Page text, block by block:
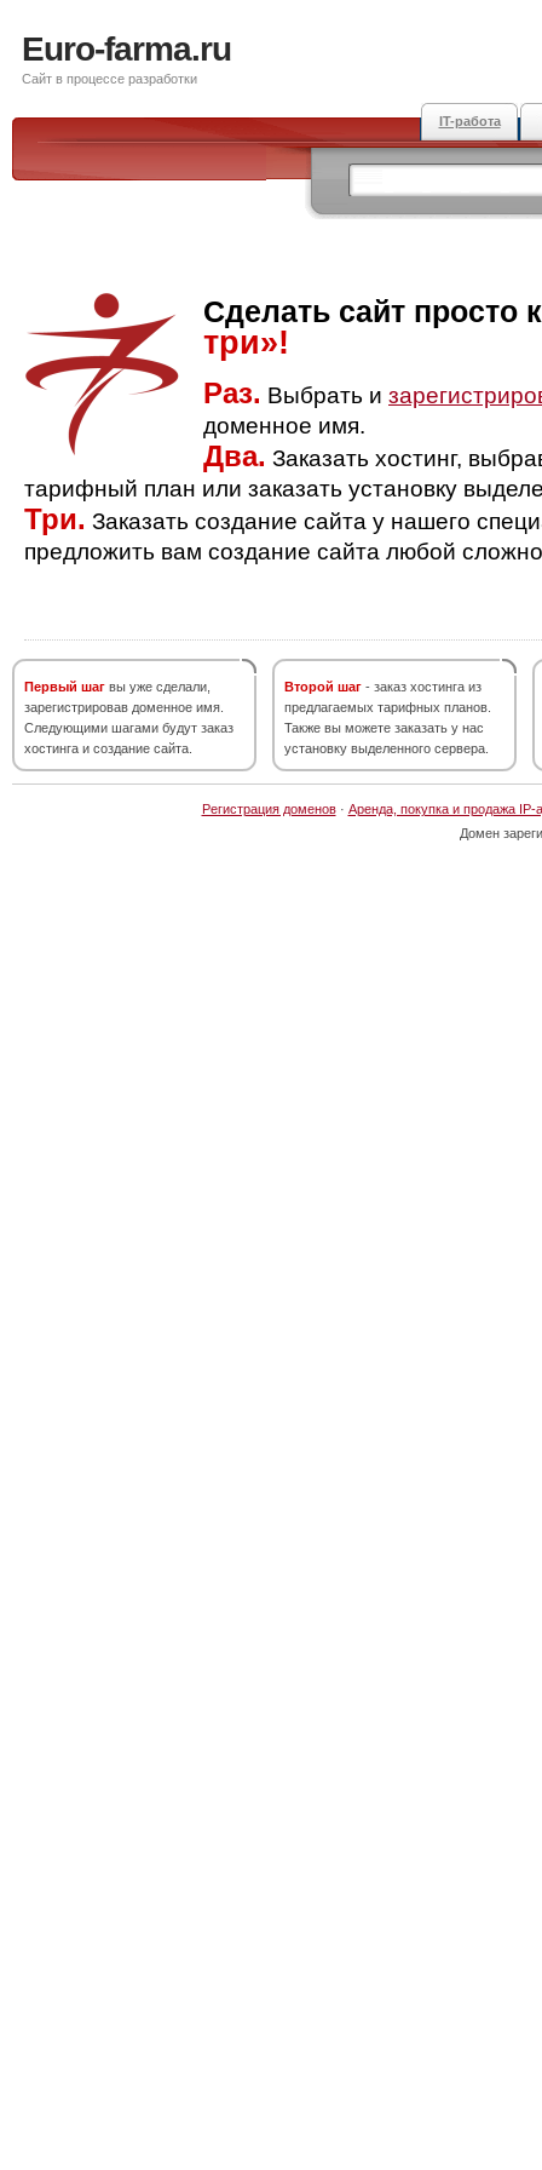
Euro-farma.ru
Сайт в процессе разработки
IT-работа
Сделать сайт просто
три»!
Раз. Выбрать и
доменное имя.
Два. Заказать хостинг,
тарифный план или заказать установку
Три. Заказать создание сайта у нашего
предложить вам создание сайта любой
Первый шаг вы уже сделали,
зарегистрировав доменное имя.
Следующими шагами будут заказ
хостинга и создание сайта.
Второй шаг - заказ хостинга из
предлагаемых тарифных планов.
Также вы можете заказать у нас
установку выделенного сервера.
Регистрация доменов· Аренда, покупка и продажа IP-
Домен